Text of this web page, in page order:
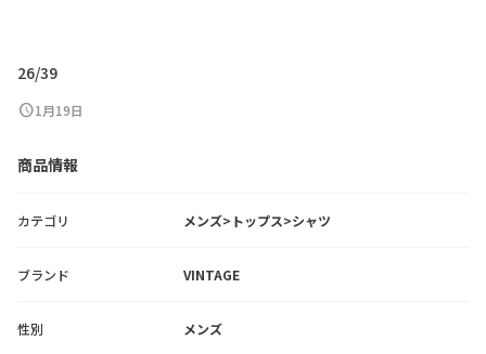
26/39
schedule1月19日
商品情報
カテゴリ メンズ>トップス>シャツ
ブランド VINTAGE
性別 メンズ